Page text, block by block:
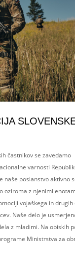
častnikov se zavedamo
varnosti
naše poslanstvo aktivno
oziroma z njenimi
vojaškega in
Naše delo je
z mladimi. Na obiskih
Ministrstva za